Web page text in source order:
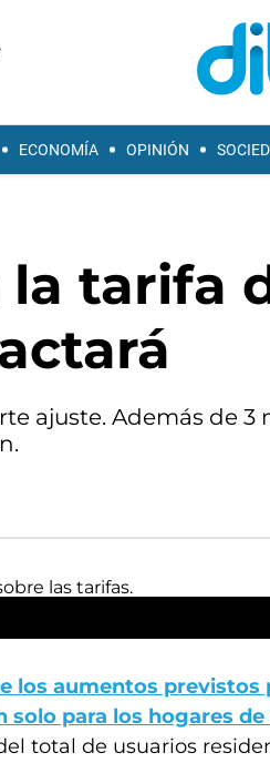
ECONOMÍA OPINIÓN
tarifa
ajuste. Además de 3
los aumentos previstos
para los hogares de
total de usuarios